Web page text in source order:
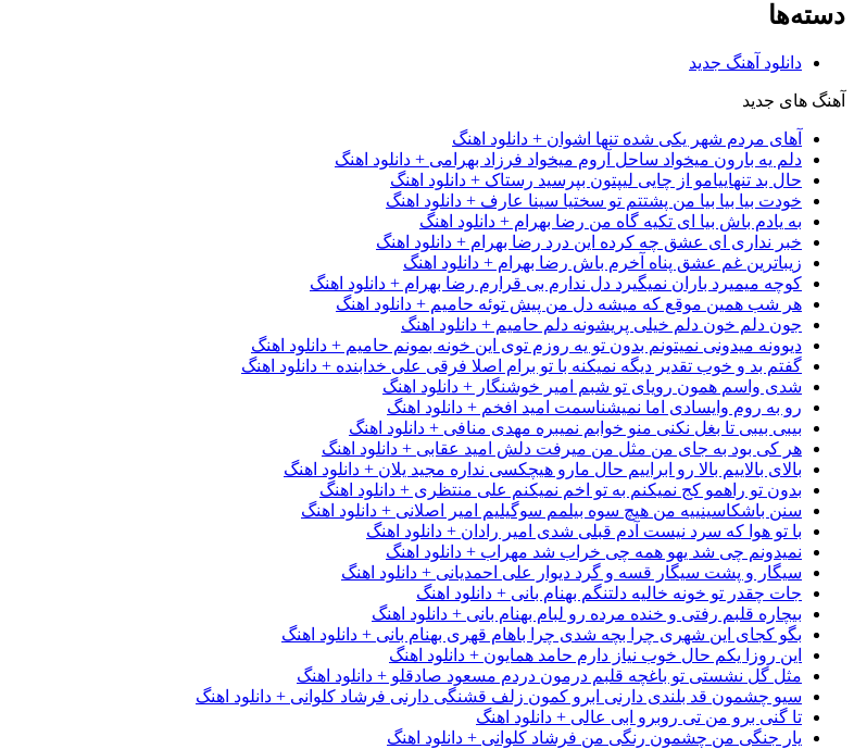
دسته‌ها
دانلود آهنگ جدید
آهنگ های جدید
آهای مردم شهر یکی شده تنها اشوان + دانلود اهنگ
دلم یه بارون میخواد ساحل آروم میخواد فرزاد بهرامی + دانلود اهنگ
حال بد تنهاییامو از چایی لیپتون بپرسید رستاک + دانلود اهنگ
خودت بیا بیا بیا من پشتتم تو سختیا سینا عارف + دانلود اهنگ
به یادم باش بیا ای تکیه گاه من رضا بهرام + دانلود اهنگ
خبر نداری ای عشق چه کرده این درد رضا بهرام + دانلود اهنگ
زیباترین غم عشق پناه آخرم باش رضا بهرام + دانلود اهنگ
کوچه میمیرد باران نمیگیرد دل ندارم بی قرارم رضا بهرام + دانلود اهنگ
هر شب همین موقع که میشه دل من پیش توئه حامیم + دانلود اهنگ
جون دلم خون دلم خیلی پریشونه دلم حامیم + دانلود اهنگ
دیوونه میدونی نمیتونم بدون تو یه روزم توی این خونه بمونم حامیم + دانلود اهنگ
گفتم بد و خوب تقدیر دیگه نمیکنه با تو برام اصلا فرقی علی خدابنده + دانلود اهنگ
شدی واسم همون رویای تو شبم امیر خوشنگار + دانلود اهنگ
رو به روم وایسادی اما نمیشناسمت امید افخم + دانلود اهنگ
بیبی بیبی تا بغل نکنی منو خوابم نمیبره مهدی منافی + دانلود اهنگ
هر کی بود به جای من مثل من میرفت دلش امید عقابی + دانلود اهنگ
بالای بالاییم بالا رو ابراییم حال مارو هیچکسی نداره مجید یلان + دانلود اهنگ
بدون تو راهمو کج نمیکنم به تو اخم نمیکنم علی منتظری + دانلود اهنگ
سنن باشکاسینییه من هیچ سوه بیلمم سوگیلیم امیر اصلانی + دانلود اهنگ
با تو هوا که سرد نیست آدم قبلی شدی امیر رادان + دانلود اهنگ
نمیدونم چی شد یهو همه چی خراب شد مهراب + دانلود اهنگ
سیگار و پشت سیگار قسه و گرد دیوار علی احمدیانی + دانلود اهنگ
جات چقدر تو خونه خالیه دلتنگم بهنام بانی + دانلود اهنگ
بیچاره قلبم رفتی و خنده مرده رو لبام بهنام بانی + دانلود اهنگ
بگو کجای این شهری چرا بچه شدی چرا باهام قهری بهنام بانی + دانلود اهنگ
این روزا یکم حال خوب نیاز دارم حامد همایون + دانلود اهنگ
مثل گل نشستی تو باغچه قلبم درمون دردم مسعود صادقلو + دانلود اهنگ
سیو چشمون قد بلندی دارنی ابرو کمون زلف قشنگی دارنی فرشاد کلوانی + دانلود اهنگ
تا گنی برو من تی روبرو ابی عالی + دانلود اهنگ
یار جنگی من چشمون رنگی من فرشاد کلوانی + دانلود اهنگ